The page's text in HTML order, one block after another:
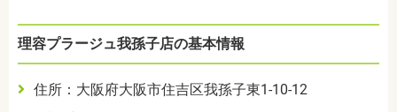
理容プラージュ我孫子店の基本情報
住所：大阪府大阪市住吉区我孫子東1-10-12